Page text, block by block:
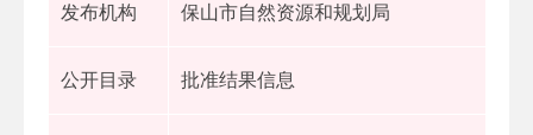
发布机构 保山市自然资源和规划局
公开目录 批准结果信息